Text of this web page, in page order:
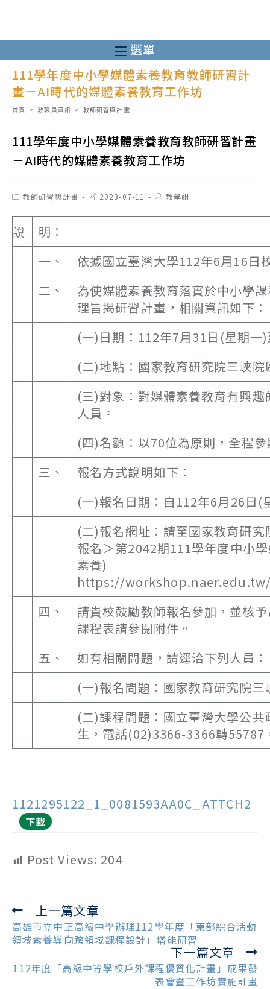
至
主
選單
111學年度中小學媒體素養教育教師研習計
畫－AI時代的媒體素養教育工作坊
首頁 > 教職員資訊 > 教師研習與計畫
111學年度中小學媒體素養教育教師研習計畫
－AI時代的媒體素養教育工作坊
Post教師研習與計畫
Post2023-07-11
Post教學組
說
明：
一、
依據國立臺灣大學112年6月16日
二、
為使媒體素養教育落實於中小學
理旨揭研習計畫，相關資訊如下：
(一)日期：112年7月31日(星期一
(二)地點：國家教育研究院三峽
(三)對象：對媒體素養教育有興
人員。
(四)名額：以70位為原則，全程
三、
報名方式說明如下：
(一)報名日期：自112年6月26日
(二)報名網址：請至國家教育研
報名＞第2042期111學年度中小
素養)
https://
四、
請貴校鼓勵教師報名參加，並核
課程表請參閱附件。
五、
如有相關問題，請逕洽下列人員：
(一)報名問題：國家教育研究院
(二)課程問題：國立臺灣大學公
生，電話(02)3366-3366轉55787
1121295122_1_0081593AA0C_ATTCH2
下載
Post Views: 204
Read
more
articles
上一篇文章
高雄市立中正高級中學辦理112學年度「東部綜合活動
領域素養導向跨領域課程設計」增能研習
下一篇文章
112年度「高級中等學校戶外課程優質化計畫」成果發
表會暨工作坊實施計畫